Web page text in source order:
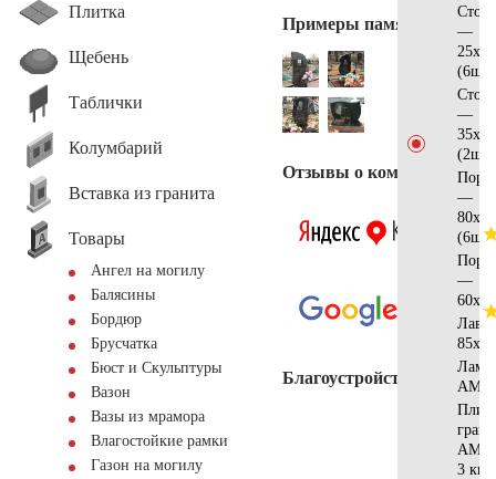
Плитка
Щебень
Таблички
Колумбарий
Вставка из гранита
Товары
Ангел на могилу
Балясины
Бордюр
Брусчатка
Бюст и Скульптуры
Вазон
Вазы из мрамора
Влагостойкие рамки
Газон на могилу
Примеры памятников
Отзывы о компании
Благоустройство
—
(6шт)
—
(2шт)
—
(6шт)
—
3